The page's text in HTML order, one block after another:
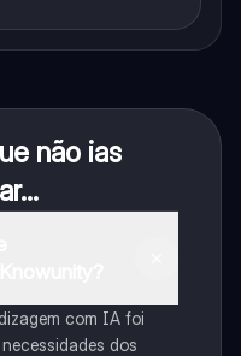
não ias
com IA foi
dos